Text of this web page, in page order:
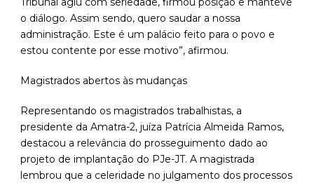
o diálogo. Assim sendo, quero saudar a nossa
administração. Este é um palácio feito para o povo e
estou contente por esse motivo”, afirmou.
Magistrados abertos às mudanças
Representando os magistrados trabalhistas, a
presidente da Amatra-2, juíza Patrícia Almeida Ramos,
destacou a relevância do prosseguimento dado ao
projeto de implantação do PJe-JT. A magistrada
lembrou que a celeridade no julgamento dos processos